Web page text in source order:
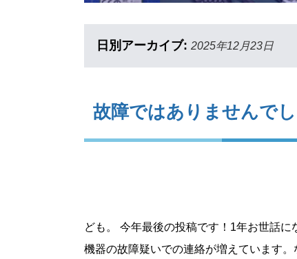
日別アーカイブ: 2025年12月23日
故障ではありませんで
ども。 今年最後の投稿です！1年お世話に
機器の故障疑いでの連絡が増えています